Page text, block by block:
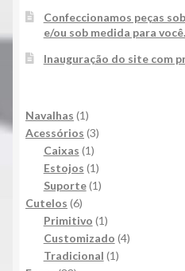
Confeccionamos peças
e/ou sob medida para você.
Inauguração do site com
Navalhas 11
produto
Acessórios 33
Caixas 11
produto
Estojos 11
produto
Suporte 11
Cutelos 66
produtos
Primitivo 11
produto
Customizado 44
Tradicional 11